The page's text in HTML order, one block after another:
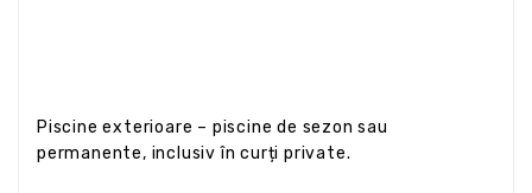
Piscine exterioare – piscine de sezon sau
permanente, inclusiv în curți private.